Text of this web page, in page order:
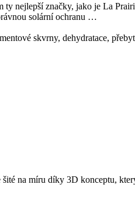
nejlepší značky, jako je La
solární ochranu …
skvrny, dehydratace,
na míru díky 3D konceptu,